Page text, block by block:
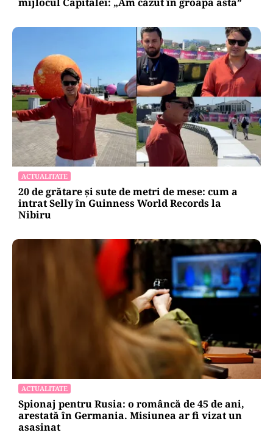
ACTUALITATE
20 de grătare și sute de metri de mese: cum a
intrat Selly în Guinness World Records la
Nibiru
ACTUALITATE
Spionaj pentru Rusia: o româncă de 45 de ani,
arestată în Germania. Misiunea ar fi vizat un
asasinat